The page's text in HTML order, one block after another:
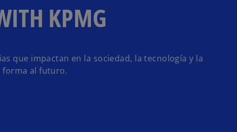
KPMG
que impactan en la sociedad, la tecnología y la
forma al futuro.